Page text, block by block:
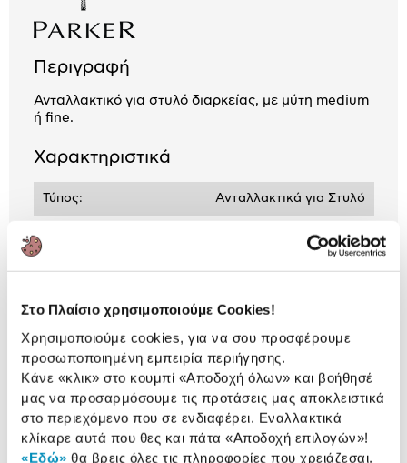
Στο Πλαίσιο χρησιμοποιούμε Cookies!
Χρησιμοποιούμε cookies, για να σου προσφέρουμε
προσωποποιημένη εμπειρία περιήγησης.
Κάνε «κλικ» στο κουμπί «Αποδοχή όλων» και βοήθησέ
μας να προσαρμόσουμε τις προτάσεις μας αποκλειστικά
στο περιεχόμενο που σε ενδιαφέρει. Εναλλακτικά
κλίκαρε αυτά που θες και πάτα «Αποδοχή επιλογών»!
«Εδώ» θα βρεις όλες τις πληροφορίες που χρειάζεσαι.
Περιγραφή
Ανταλλακτικό για στυλό διαρκείας, με μύτη medium
ή fine.
Χαρακτηριστικά
Τύπος: Ανταλλακτικά για Στυλό
0.7 mm & 1.0 mm
Προδιαγραφές
προϊόντος
Χαρακτηριστικά
Αξιολογήσεις
Αξιολογήσεις